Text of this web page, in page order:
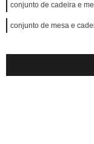
conjunto de cadeira e
conjunto de mesa e